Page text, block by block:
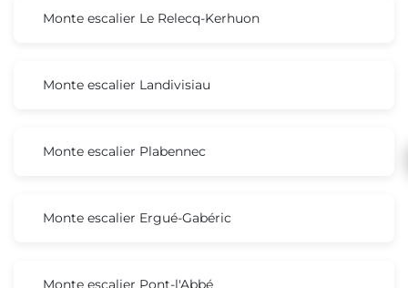
Monte escalier Le Relecq-Kerhuon
Monte escalier Landivisiau
Monte escalier Plabennec
Monte escalier Ergué-Gabéric
Monte escalier Pont-l'Abbé